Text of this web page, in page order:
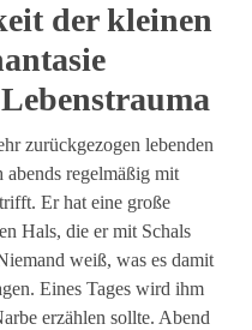
der kleinen
zurückgezogen lebenden
regelmäßig mit
Er hat eine große
Hals, die er mit Schals
weiß, was es damit
Eines Tages wird ihm
erzählen sollte. Abend